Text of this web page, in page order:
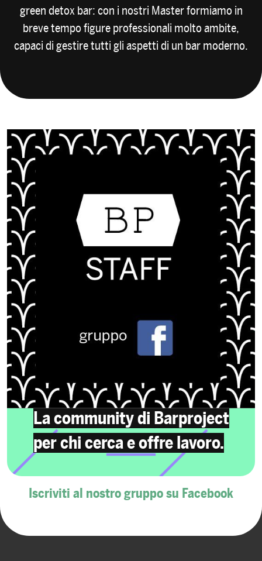
green detox bar: con i nostri Master formiamo in
breve tempo figure professionali molto ambite,
capaci di gestire tutti gli aspetti di un bar moderno.
La community di Barproject
per chi cerca e offre lavoro.
Iscriviti al nostro gruppo su Facebook